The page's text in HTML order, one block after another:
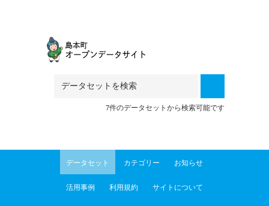
7件のデータセットから検索可能です
データセット カテゴリー お知らせ
活用事例 利用規約 サイトについて